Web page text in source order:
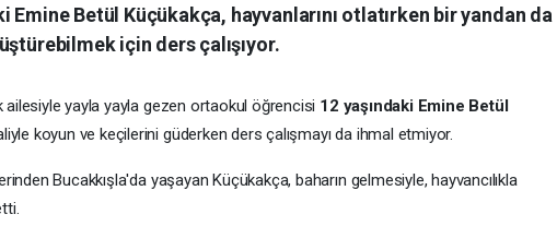
Emine Betül Küçükakça, hayvanlarını otlatırken bir yandan da
için ders çalışıyor.
ailesiyle yayla yayla gezen ortaokul öğrencisi 12 yaşındaki Emine Betül
koyun ve keçilerini güderken ders çalışmayı da ihmal etmiyor.
Bucakkışla'da yaşayan Küçükakça, baharın gelmesiyle, hayvancılıkla